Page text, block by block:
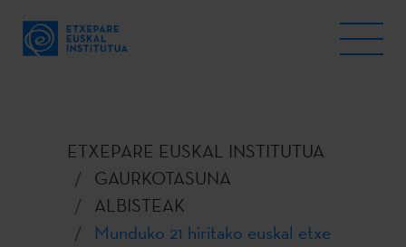
ETXEPARE EUSKAL INSTITUTUA
GAURKOTASUNA
ALBISTEAK
Munduko 21 hiritako euskal etxe